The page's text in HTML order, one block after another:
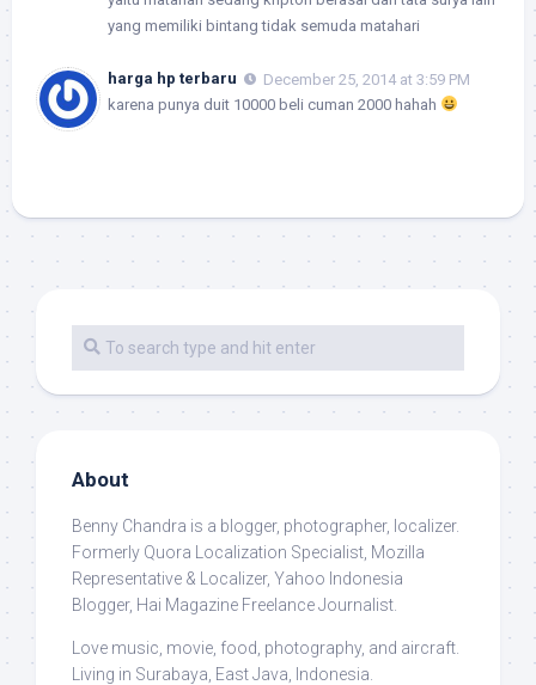
yang memiliki bintang tidak semuda matahari
harga hp terbaru
December 25, 2014 at 3:59 PM
karena punya duit 10000 beli cuman 2000 hahah
About
Benny Chandra is a blogger, photographer, localizer.
Formerly Quora Localization Specialist, Mozilla
Representative & Localizer, Yahoo Indonesia
Blogger, Hai Magazine Freelance Journalist.
Love music, movie, food, photography, and aircraft.
Living in Surabaya, East Java, Indonesia.